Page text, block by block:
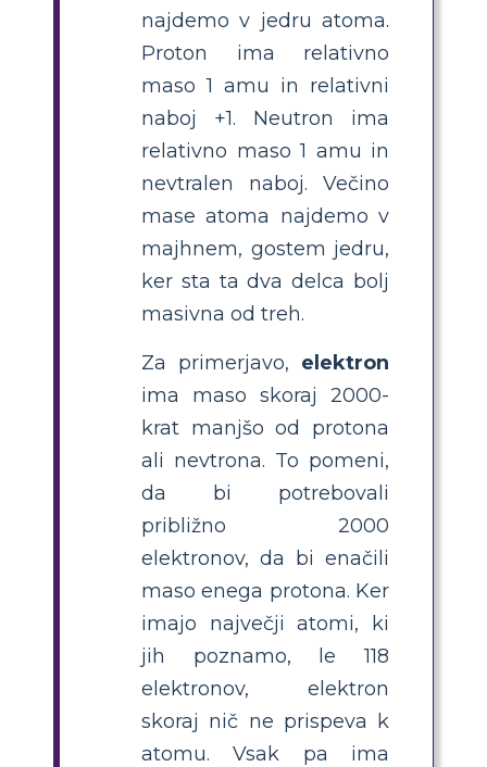
najdemo v jedru atoma.
Proton ima relativno
maso 1 amu in relativni
naboj +1. Neutron ima
relativno maso 1 amu in
nevtralen naboj. Večino
mase atoma najdemo v
majhnem, gostem jedru,
ker sta ta dva delca bolj
masivna od treh.
Za primerjavo, elektron
ima maso skoraj 2000-
krat manjšo od protona
ali nevtrona. To pomeni,
da bi potrebovali
približno 2000
elektronov, da bi enačili
maso enega protona. Ker
imajo največji atomi, ki
jih poznamo, le 118
elektronov, elektron
skoraj nič ne prispeva k
atomu. Vsak pa ima